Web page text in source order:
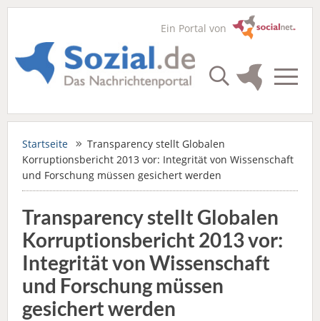
Ein Portal von
Startseite
Transparency stellt Globalen
Korruptionsbericht 2013 vor: Integrität von Wissenschaft
und Forschung müssen gesichert werden
Transparency stellt Globalen
Korruptionsbericht 2013 vor:
Integrität von Wissenschaft
und Forschung müssen
gesichert werden